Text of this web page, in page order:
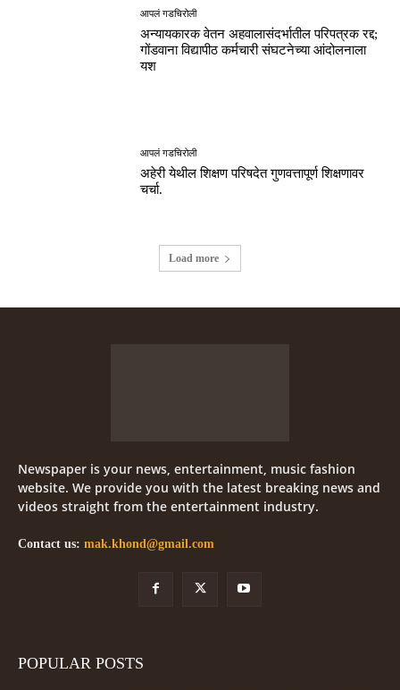
आपलं गडचिरोली
अन्यायकारक वेतन अहवालासंदर्भातील परिपत्रक रद्द;
गोंडवाना विद्यापीठ कर्मचारी संघटनेच्या आंदोलनाला
यश
आपलं गडचिरोली
अहेरी येथील शिक्षण परिषदेत गुणवत्तापूर्ण शिक्षणावर
चर्चा.
Load more
Newspaper is your news, entertainment, music fashion
website. We provide you with the latest breaking news and
videos straight from the entertainment industry.
Contact us: mak.khond@gmail.com
POPULAR POSTS